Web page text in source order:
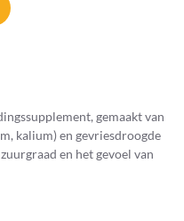
gemaakt van
kalium) en gevriesdroogde
en het gevoel van